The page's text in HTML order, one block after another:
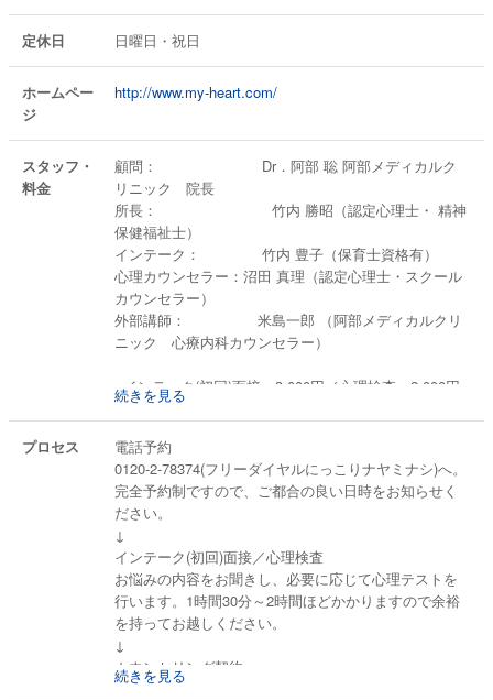
定休日 日曜日・祝日
ホームペー
ジ
http://www.my-heart.com/
スタッフ・
料金
顧問： Dr．阿部 聡 阿部メディカルク
リニック 院長
所長： 竹内 勝昭（認定心理士・ 精神
保健福祉士）
インテーク： 竹内 豊子（保育士資格有）
心理カウンセラー：沼田 真理（認定心理士・スクール
カウンセラー）
外部講師： 米島一郎 （阿部メディカルクリ
ニック 心療内科カウンセラー）
●インテーク(初回)面接 3,000円／心理検査 2,000円
●カウンセリング1回 5,000円～6,000円
●家族面接1回 3,000円
続きを見る
プロセス
電話予約
0120-2-78374(フリーダイヤルにっこりナヤミナシ)へ。
完全予約制ですので、ご都合の良い日時をお知らせく
ださい。
↓
インテーク(初回)面接／心理検査
お悩みの内容をお聞きし、必要に応じて心理テストを
行います。1時間30分～2時間ほどかかりますので余裕
を持ってお越しください。
↓
カウンセリング契約
初回面接および心理検査の結果を踏まえてカウンセリ
続きを見る